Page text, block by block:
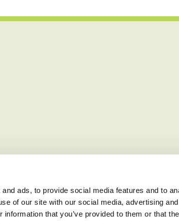
ads, to provide social media features and to
of our site with our social media, advertising
that you’ve provided to them or that